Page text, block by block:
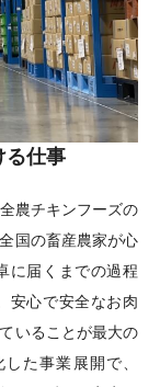
る仕事
農チキンフーズの
国の畜産農家が心
に届くまでの過程
安心で安全なお肉
いることが最大の
た事業展開で、